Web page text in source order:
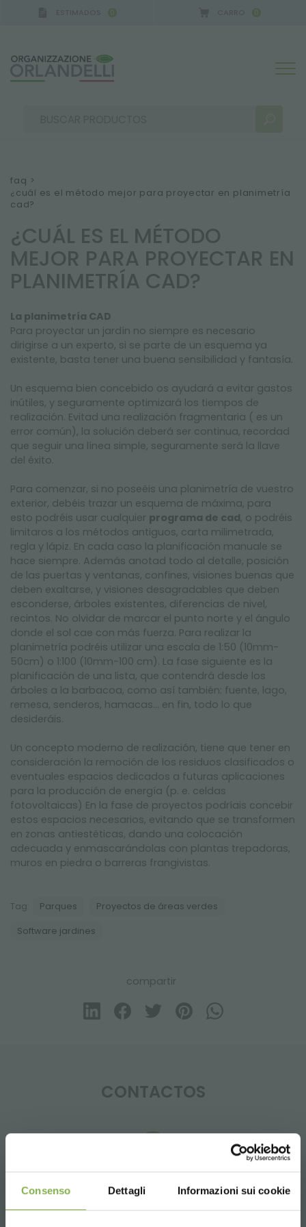
Consenso Dettagli Informazioni sui cookie
0 0
RESULTADOS DE LA BÚSQUEDA:
MÁS RESULTADOS PARA USTED:
faq >
¿cuál es el método mejor para proyectar en planimetría
cad?
¿CUÁL ES EL MÉTODO
MEJOR PARA PROYECTAR EN
PLANIMETRÍA CAD?
La planimetría CAD
Para proyectar un jardín no siempre es necesario
dirigirse a un experto, si se parte de un esquema ya
existente, basta tener una buena sensibilidad y fantasía.
Un esquema bien concebido os ayudará a evitar gastos
inútiles, y seguramente optimizará los tiempos de
realización. Evitad una realización fragmentaria ( es un
error común), la solución deberá ser continua, recordad
que seguir una línea simple, seguramente será la llave
del éxito.
Para comenzar, si no poseéis una planimetría de vuestro
exterior, debéis trazar un esquema de máxima, para
esto podréis usar cualquier programa de cad, o podréis
limitaros a los métodos antiguos, carta milimetrada,
regla y lápiz. En cada caso la planificación manuale se
hace siempre. Además anotad todo al detalle, posición
de las puertas y ventanas, confines, visiones buenas que
deben exaltarse, y visiones desagradables que deben
esconderse, árboles existentes, diferencias de nivel,
recintos. No olvidar de marcar el punto norte y el ángulo
donde el sol cae con más fuerza. Para realizar la
planimetría podréis utilizar una escala de 1:50 (10mm-
50cm) o 1:100 (10mm-100 cm). La fase siguiente es la
planificación de una lista, que contendrá desde los
árboles a la barbacoa, como así también: fuente, lago,
remesa, senderos, hamacas… en fin, todo lo que
desideráis.
Un concepto moderno de realización, tiene que tener en
consideración la remoción de los residuos clasificados o
eventuales espacios dedicados a futuras aplicaciones
para la producción de energía (p. e. celdas
fotovoltaicas) En la fase de proyectos podríais concebir
estos espacios necesarios, evitando que se transformen
en zonas antiestéticas, dando una colocación
adecuada y enmascarándolas con plantas trepadoras,
muros en piedra o barreras frangivistas.
Tag: Parques Proyectos de áreas verdes
Software jardines
compartir
CONTACTOS
Whatsapp